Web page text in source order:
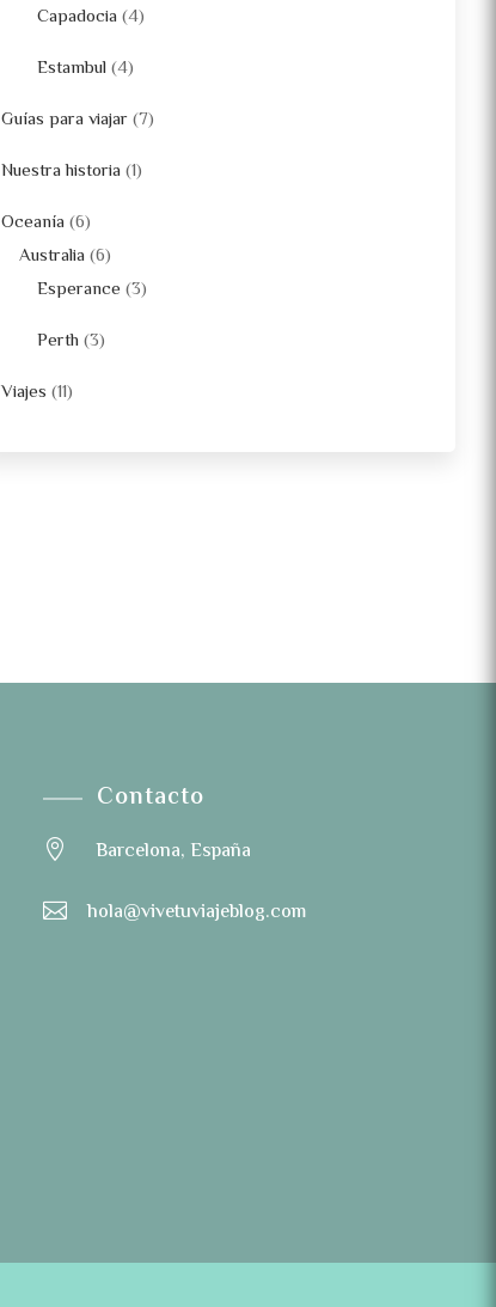
Capadocia (4)
Estambul(4)
Guías para viajar(7)
Nuestra historia (1)
Oceanía (6)
Australia (6)
Esperance (3)
Perth (3)
Viajes (11)
Contacto
 Barcelona, España
 hola@vivetuviajeblog.com